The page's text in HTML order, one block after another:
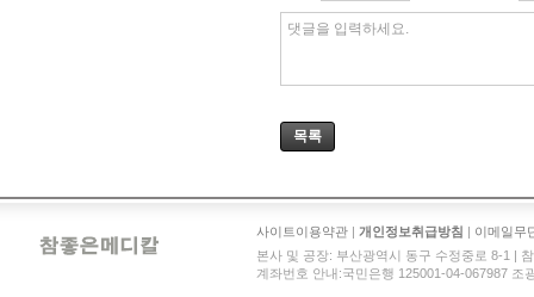
댓글을 입력하세요.
목록
사이트이용약관 | 개인정보취급방침 | 이메일무
본사 및 공장: 부산광역시 동구 수정중로 8-1 |
계좌번호 안내:국민은행 125001-04-067987 조